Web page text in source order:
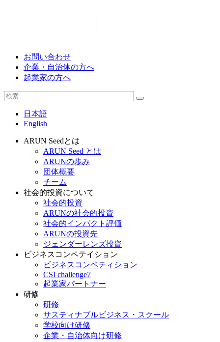
お問い合わせ
企業・自治体の方へ
起業家の方へ
日本語
English
ARUN Seedとは
ARUN Seed とは
ARUNの歩み
団体概要
チーム
社会的投資について
社会的投資
ARUNの社会的投資
社会的インパクト評価
ARUNの投資先
ジェンダーレンズ投資
ビジネスコンペテイション
ビジネスコンペティション
CSI challenge7
起業家パートナー
研修
研修
サスティナブルビジネス・スクール
学校向け研修
企業・自治体向け研修